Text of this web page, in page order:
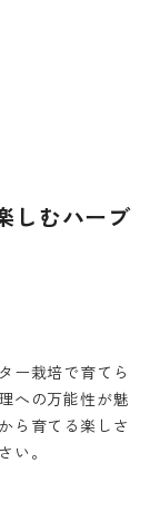
しむハーブ
ー栽培で育てら
への万能性が魅
ら育てる楽しさ
い。